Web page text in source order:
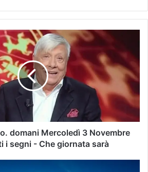
domani Mercoledì 3 Novembre
i segni - Che giornata sarà